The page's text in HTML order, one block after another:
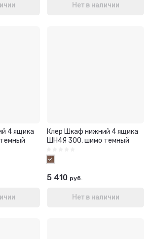
Нет в наличии
4 ящика
Клер Шкаф нижний 4 ящика
ШН4Я 300, шимо темный
5 410 руб.
Нет в наличии